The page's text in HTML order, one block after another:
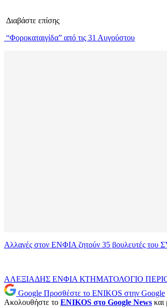
Διαβάστε επίσης
“Φοροκαταιγίδα” από τις 31 Αυγούστου
Αλλαγές στον ΕΝΦΙΑ ζητούν 35 βουλευτές του
ΑΛΕΞΙΑΔΗΣ ΕΝΦΙΑ ΚΤΗΜΑΤΟΛΟΓΙΟ
Google Προσθέστε το ENIKOS στην Google
Ακολουθήστε το ENIKOS στο Google News και